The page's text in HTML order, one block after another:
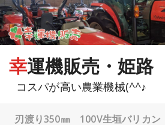
コ
ン
テ
ン
幸運機販売・姫路
コスパが高い農業機械(^^♪
刃渡り350㎜ 100V生垣バリカ